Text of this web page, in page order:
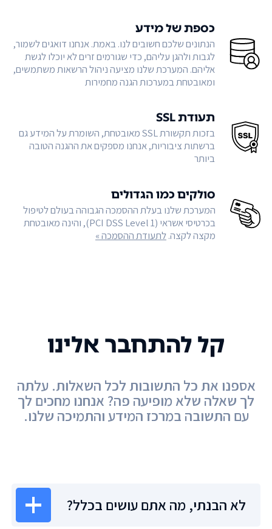
כספת של מידע
הנתונים שלכם חשובים לנו. באמת. אנחנו דואגים לשמור,
לגבות ולהגן עליהם, כדי שגורמים זרים לא יוכלו לגשת
אליהם. המערכת שלנו מציעה ניהול הרשאות משתמשים,
ומאובטחת במערכות הגנה מחמירות
תעודת SSL
בזכות תקשורת SSL מאובטחת, השומרת על המידע גם
ברשתות ציבוריות, אנחנו מספקים את ההגנה הטובה
ביותר
סולקים כמו הגדולים
המערכת שלנו בעלת ההסמכה הגבוהה בעולם לטיפול
בכרטיסי אשראי (PCI DSS Level 1), והינה מאובטחת
מקצה לקצה.לתעודת ההסמכה »
לא הבנתי, מה אתם עושים בכלל?
קל להתחבר אלינו
אספנו את כל התשובות לכל השאלות. עלתה
לך שאלה שלא מופיעה פה? אנחנו מחכים לך
עם התשובה במרכז המידע והתמיכה שלנו.